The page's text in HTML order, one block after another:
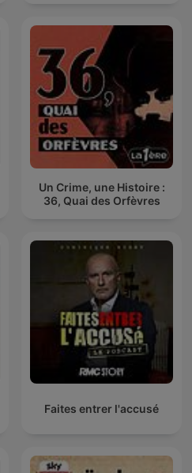
Un Crime, une Histoire :
36, Quai des Orfèvres
Faites entrer l'accusé